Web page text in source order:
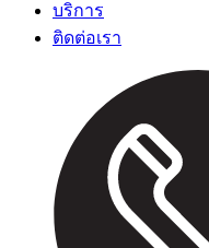
บริการ
ติดต่อเรา